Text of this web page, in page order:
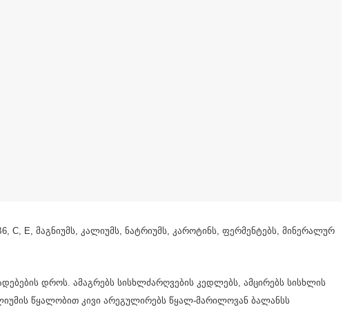
C, E, მაგნიუმს, კალიუმს, ნატრიუმს, კაროტინს, ფერმენტებს, მინერალურ
დროს. ამაგრებს სისხლძარღვების კედლებს, ამცირებს სისხლის
წყალობით კივი არეგულირებს წყალ-მარილოვან ბალანსს